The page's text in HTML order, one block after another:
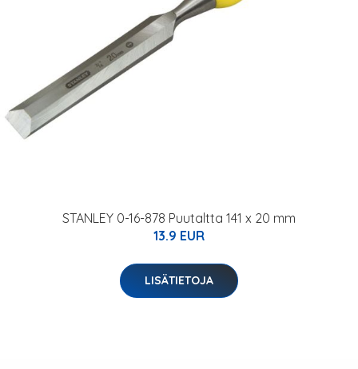
STANLEY 0-16-878 Puutaltta 141 x 20 mm
13.9 EUR
LISÄTIETOJA